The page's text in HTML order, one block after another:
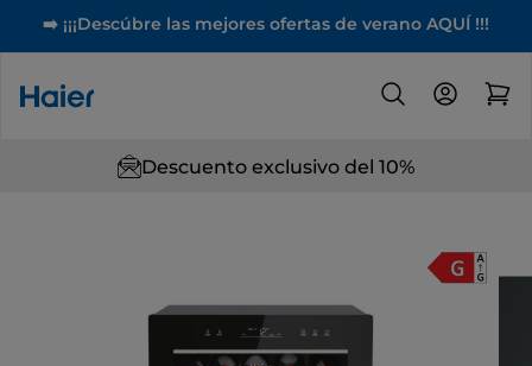
➡️ ¡¡¡Descúbre las mejores ofertas de verano AQUÍ !!!
Descuento exclusivo del 10%